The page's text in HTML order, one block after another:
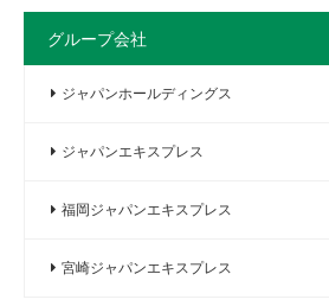
グループ会社
ジャパンホールディングス
ジャパンエキスプレス
福岡ジャパンエキスプレス
宮崎ジャパンエキスプレス